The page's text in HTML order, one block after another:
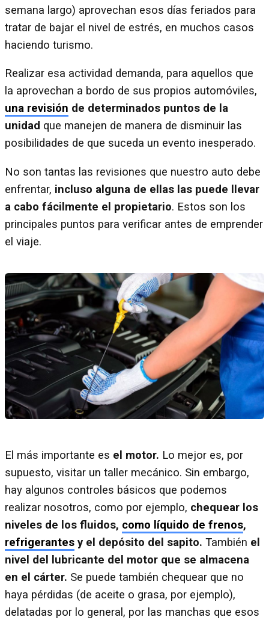
semana largo) aprovechan esos días feriados para
tratar de bajar el nivel de estrés, en muchos casos
haciendo turismo.
Realizar esa actividad demanda, para aquellos que
la aprovechan a bordo de sus propios automóviles,
una revisión de determinados puntos de la
unidad que manejen de manera de disminuir las
posibilidades de que suceda un evento inesperado.
No son tantas las revisiones que nuestro auto debe
enfrentar, incluso alguna de ellas las puede llevar
a cabo fácilmente el propietario. Estos son los
principales puntos para verificar antes de emprender
el viaje.
El más importante es el motor. Lo mejor es, por
supuesto, visitar un taller mecánico. Sin embargo,
hay algunos controles básicos que podemos
realizar nosotros, como por ejemplo, chequear los
niveles de los fluidos, como líquido de frenos,
refrigerantes y el depósito del sapito. También el
nivel del lubricante del motor que se almacena
en el cárter. Se puede también chequear que no
haya pérdidas (de aceite o grasa, por ejemplo),
delatadas por lo general, por las manchas que esos